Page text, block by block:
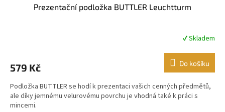
Prezentační podložka BUTTLER Leuchtturm
je
z
5
hvězdiček.
✔ Skladem
579 Kč Do košíku
Podložka BUTTLER se hodí k prezentaci vašich cenných předmětů,
ale díky jemnému velurovému povrchu je vhodná také k práci s
mincemi.